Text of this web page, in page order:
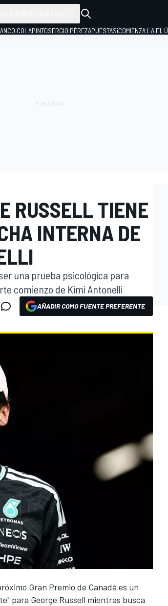
COLAPINTOSERGIO PÉREZAPUESTAS¡COMIENZA LA F1,
RUSSELL TIENE
INTERNA DE
una prueba psicológica para
comienzo de Kimi Antonelli
AÑADIR COMO FUENTE PREFERENTE
Gran Premio de Canadá es un
para George Russell mientras busca